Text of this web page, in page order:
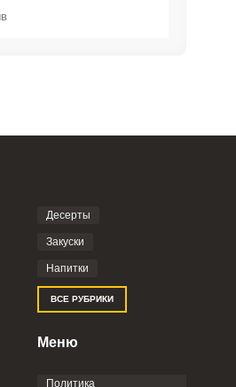
вы соглашаетесь с
Политикой
Пользовательским
Десерты
Закуски
Напитки
ВСЕ РУБРИКИ
Меню
Политика